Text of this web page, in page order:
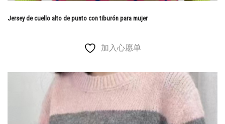
Jersey de cuello alto de punto con tiburón para mujer
加入心愿单